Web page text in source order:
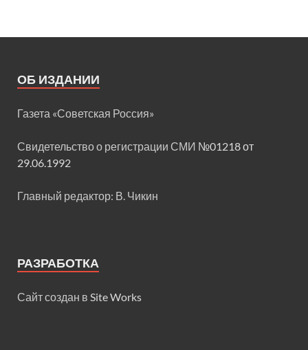
ОБ ИЗДАНИИ
Газета «Советская Россия»
Свидетельство о регистрации СМИ №01218 от
29.06.1992
Главный редактор: В. Чикин
РАЗРАБОТКА
Сайт создан в Site Works